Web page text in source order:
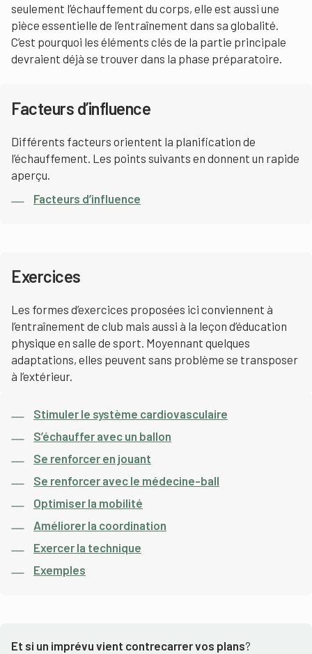
seulement l’échauffement du corps, elle est aussi une
pièce essentielle de l’entraînement dans sa globalité.
C’est pourquoi les éléments clés de la partie principale
devraient déjà se trouver dans la phase préparatoire.
Facteurs d’influence
Différents facteurs orientent la planification de
l’échauffement. Les points suivants en donnent un rapide
aperçu.
Facteurs d’influence
Exercices
Les formes d’exercices proposées ici conviennent à
l’entraînement de club mais aussi à la leçon d’éducation
physique en salle de sport. Moyennant quelques
adaptations, elles peuvent sans problème se transposer
à l’extérieur.
Stimuler le système cardiovasculaire
S’échauffer avec un ballon
Se renforcer en jouant
Se renforcer avec le médecine-ball
Optimiser la mobilité
Améliorer la coordination
Exercer la technique
Exemples
Et si un imprévu vient contrecarrer vos plans?